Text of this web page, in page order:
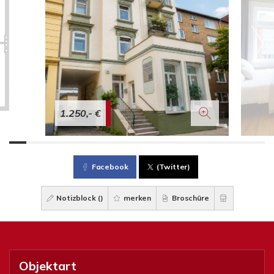
1.250,- €
Facebook (Twitter)
Notizblock () merken Broschüre
Objektart